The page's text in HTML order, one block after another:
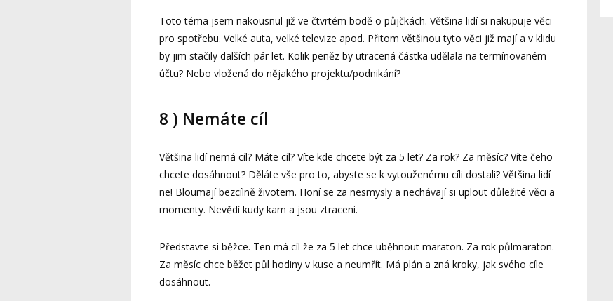
Toto téma jsem nakousnul již ve čtvrtém bodě o půjčkách. Většina lidí si nakupuje věci
pro spotřebu. Velké auta, velké televize apod. Přitom většinou tyto věci již mají a v klidu
by jim stačily dalších pár let. Kolik peněz by utracená částka udělala na termínovaném
účtu? Nebo vložená do nějakého projektu/podnikání?
8 ) Nemáte cíl
Většina lidí nemá cíl? Máte cíl? Víte kde chcete být za 5 let? Za rok? Za měsíc? Víte čeho
chcete dosáhnout? Děláte vše pro to, abyste se k vytouženému cíli dostali? Většina lidí
ne! Bloumají bezcílně životem. Honí se za nesmysly a nechávají si uplout důležité věci a
momenty. Nevědí kudy kam a jsou ztraceni.
Představte si běžce. Ten má cíl že za 5 let chce uběhnout maraton. Za rok půlmaraton.
Za měsíc chce běžet půl hodiny v kuse a neumřít. Má plán a zná kroky, jak svého cíle
dosáhnout.